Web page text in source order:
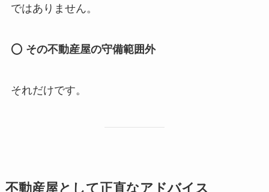
ではありません。
⭕ その不動産屋の守備範囲外
それだけです。
不動産屋として正直なアドバイス